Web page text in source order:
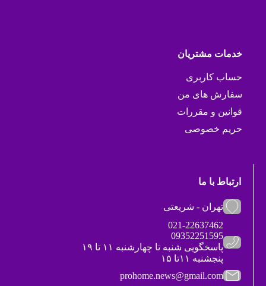
خدمات مشتریان
حساب کاربری
سفارش های من
قوانین و مقررات
حریم خصوصی
ارتباط با ما
تهران - شریعتی
021-22637462
09352251595
پاسخگویی شنبه تا چهارشنبه ۱۱ تا ۱۹
پنجشنبه ۱۱تا ۱۵
prohome.news@gmail.com